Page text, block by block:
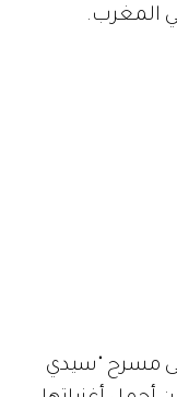
المغرب.
مسرح "سيدي